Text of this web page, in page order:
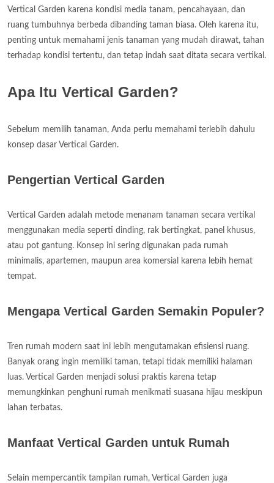
Vertical Garden karena kondisi media tanam, pencahayaan, dan
ruang tumbuhnya berbeda dibanding taman biasa. Oleh karena itu,
penting untuk memahami jenis tanaman yang mudah dirawat, tahan
terhadap kondisi tertentu, dan tetap indah saat ditata secara vertikal.
Apa Itu Vertical Garden?
Sebelum memilih tanaman, Anda perlu memahami terlebih dahulu
konsep dasar Vertical Garden.
Pengertian Vertical Garden
Vertical Garden adalah metode menanam tanaman secara vertikal
menggunakan media seperti dinding, rak bertingkat, panel khusus,
atau pot gantung. Konsep ini sering digunakan pada rumah
minimalis, apartemen, maupun area komersial karena lebih hemat
tempat.
Mengapa Vertical Garden Semakin Populer?
Tren rumah modern saat ini lebih mengutamakan efisiensi ruang.
Banyak orang ingin memiliki taman, tetapi tidak memiliki halaman
luas. Vertical Garden menjadi solusi praktis karena tetap
memungkinkan penghuni rumah menikmati suasana hijau meskipun
lahan terbatas.
Manfaat Vertical Garden untuk Rumah
Selain mempercantik tampilan rumah, Vertical Garden juga